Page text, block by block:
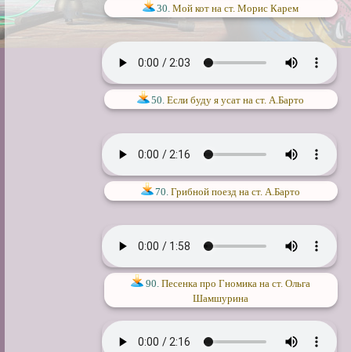
30.Мой кот на ст. Морис Карем
50.Если буду я усат на ст. А.Барто
70.Грибной поезд на ст. А.Барто
90. Песенка про Гномика на ст. Ольга
Шамшурина